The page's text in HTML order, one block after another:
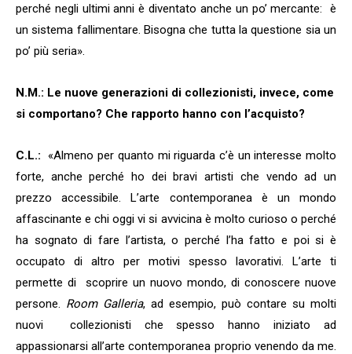
perché negli ultimi anni è diventato anche un po’ mercante:
è
un sistema fallimentare. Bisogna che tutta la questione sia un
po’ più seria».
N.M.: Le nuove generazioni di collezionisti, invece, come
si comportano? Che rapporto hanno con l’acquisto?
C.L.: «Almeno per quanto mi riguarda c’è un interesse molto
forte, anche perché ho dei bravi artisti che vendo ad un
prezzo accessibile. L’arte contemporanea è un mondo
affascinante e chi oggi vi si avvicina è molto curioso o perché
ha sognato di fare l’artista, o perché l’ha fatto e poi si è
occupato di altro per motivi spesso lavorativi. L’arte ti
permette di
scoprire un nuovo mondo, di conoscere nuove
persone. Room Galleria, ad esempio, può contare su molti
nuovi
collezionisti che spesso hanno iniziato ad
appassionarsi all’arte contemporanea proprio venendo da me.